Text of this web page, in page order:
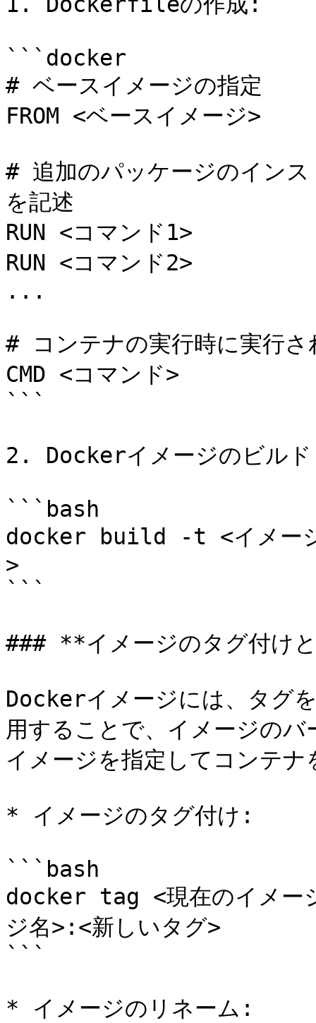
```docker
# ベースイメージの指定
FROM <ベースイメージ>
# 追加のパッケージのイン
を記述
RUN <コマンド1>
RUN <コマンド2>
...
# コンテナの実行時に実行さ
CMD <コマンド>
```
2. Dockerイメージのビル
```bash
docker build -t <イメー
>
```
### **イメージのタグ付け
Dockerイメージには、タグ
用することで、イメージの
イメージを指定してコンテ
* イメージのタグ付け:
```bash
docker tag <現在のイメー
ジ名>:<新しいタグ>
```
* イメージのリネーム: